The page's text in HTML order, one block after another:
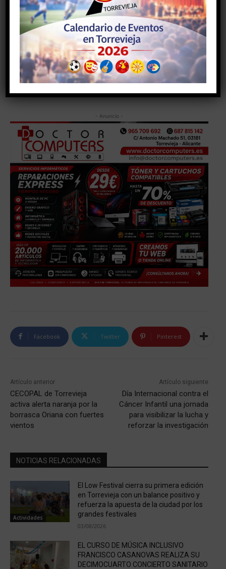
Más allá de regalos y detalles materiales, el 14 de
febrero representa un mensaje universal: el amor
sigue siendo uno de los motores más poderosos de la
sociedad. Y esa esencia, que nació de una historia de
valentía hace siglos, continúa viva en cada mensaje,
abrazo y declaración.
- Anuncio -
Facebook Twitter Pinterest
Artículo anterior
CECOPAL de Torrevieja
activa alerta naranja por la
borrasca Oriana con fuertes
vientos
Artículo siguiente
Día Internacional contra el
Cáncer Infantil una jornada
para visibilizar la lucha y
reforzar la investigación
NOTICIAS RELACIONADAS
Actividades
El Low Festival cierra su primera edición
en Torrevieja con un balance positivo y
refuerza la apuesta de la ciudad por los
grandes festivales
03/08/2026
EL CURSO DE MÚSICA INCLUSIVO
FRANCISCO CASANOVAS REALIZA SU
DECIMOCUARTO CONCIERTO SANITARIO